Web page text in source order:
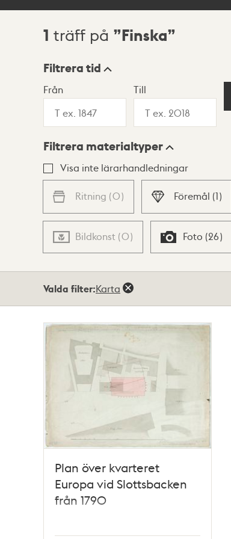
Sökresultat
1 träff på Finska
Visningsläge
Lista Karta
Filtrera tid
Från Till
Filtrera materialtyper
Visa inte lärarhandledningar
Ritning (0) Föremål (1)
Bildkonst (0) Foto (26)
Valda filter:Karta
Plan över kvarteret
Europa vid Slottsbacken
från 1790